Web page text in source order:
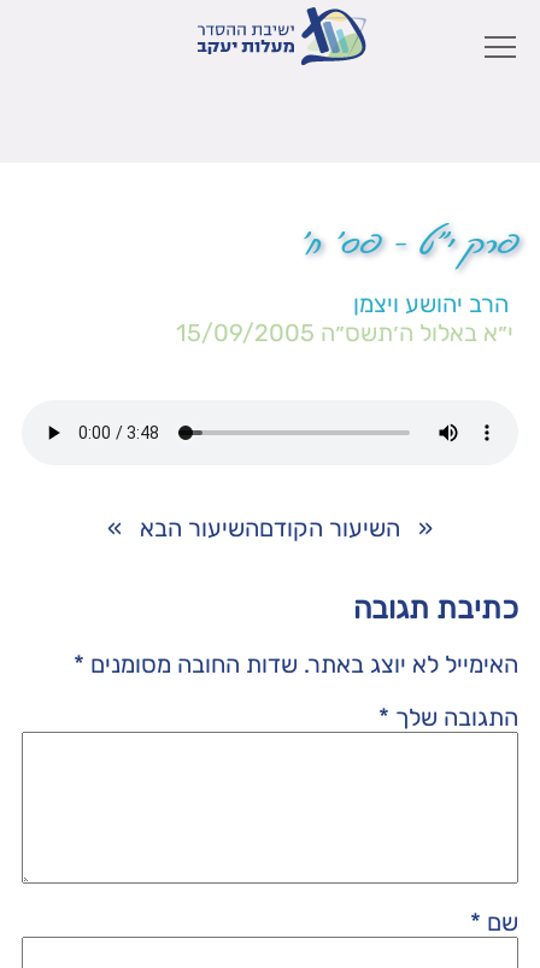
פרק י"ט – פס' ח'
הרב יהושע ויצמן
י״א באלול ה׳תשס״ה 15/09/2005
« השיעור הקודםהשיעור הבא »
כתיבת תגובה
האימייל לא יוצג באתר. שדות החובה מסומנים *
התגובה שלך *
שם *